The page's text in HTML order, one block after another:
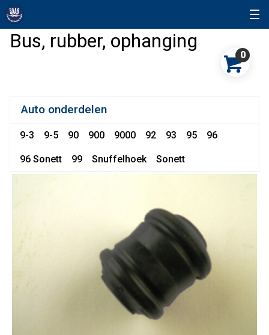
Bus, rubber, ophanging
0
Auto onderdelen
9-3 9-5 90 900 9000 92 93 95 96
96 Sonett 99 Snuffelhoek Sonett